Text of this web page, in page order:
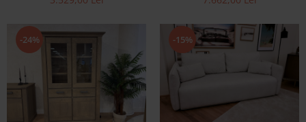
-24% -15%